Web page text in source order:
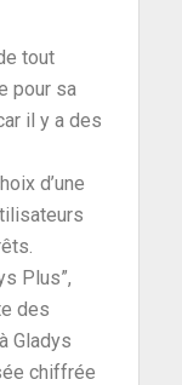
tout
pour sa
il y a des
d’une
Plus”,
des
Gladys
chiffrée